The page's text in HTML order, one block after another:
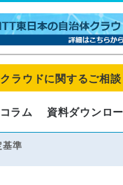
コラム 資料ダウンロ
クラウドに関するご相
基準